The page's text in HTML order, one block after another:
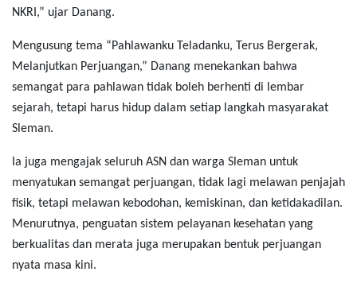
NKRI,” ujar Danang.
Mengusung tema “Pahlawanku Teladanku, Terus Bergerak,
Melanjutkan Perjuangan,” Danang menekankan bahwa
semangat para pahlawan tidak boleh berhenti di lembar
sejarah, tetapi harus hidup dalam setiap langkah masyarakat
Sleman.
Ia juga mengajak seluruh ASN dan warga Sleman untuk
menyatukan semangat perjuangan, tidak lagi melawan penjajah
fisik, tetapi melawan kebodohan, kemiskinan, dan ketidakadilan.
Menurutnya, penguatan sistem pelayanan kesehatan yang
berkualitas dan merata juga merupakan bentuk perjuangan
nyata masa kini.